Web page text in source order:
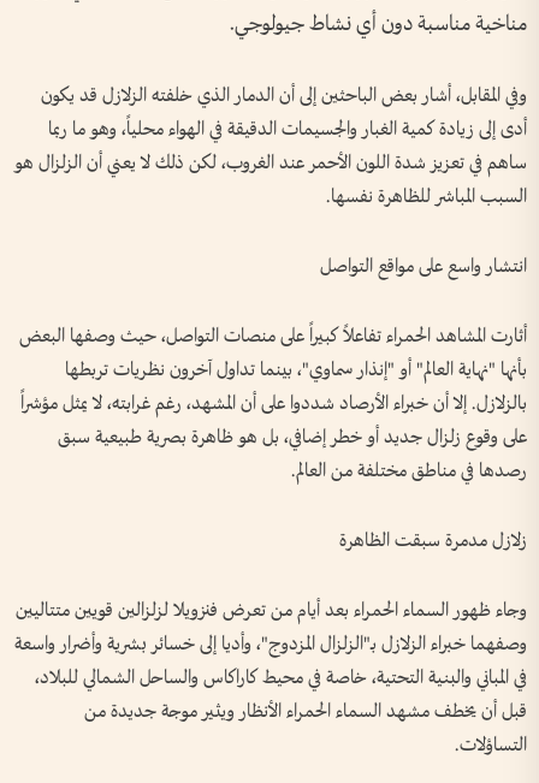
مناخية مناسبة دون أي نشاط جيولوجي.
وفي المقابل، أشار بعض الباحثين إلى أن الدمار الذي خلفته الزلازل قد يكون
أدى إلى زيادة كمية الغبار والجسيمات الدقيقة في الهواء محلياً، وهو ما ربما
ساهم في تعزيز شدة اللون الأحمر عند الغروب، لكن ذلك لا يعني أن الزلزال هو
السبب المباشر للظاهرة نفسها.
انتشار واسع على مواقع التواصل
أثارت المشاهد الحمراء تفاعلاً كبيراً على منصات التواصل، حيث وصفها البعض
بأنها "نهاية العالم" أو "إنذار سماوي"، بينما تداول آخرون نظريات تربطها
بالزلازل. إلا أن خبراء الأرصاد شددوا على أن المشهد، رغم غرابته، لا يمثل مؤشراً
على وقوع زلزال جديد أو خطر إضافي، بل هو ظاهرة بصرية طبيعية سبق
رصدها في مناطق مختلفة من العالم.
زلازل مدمرة سبقت الظاهرة
وجاء ظهور السماء الحمراء بعد أيام من تعرض فنزويلا لزلزالين قويين متتاليين
وصفهما خبراء الزلازل بـ"الزلزال المزدوج"، وأديا إلى خسائر بشرية وأضرار واسعة
في المباني والبنية التحتية، خاصة في محيط كاراكاس والساحل الشمالي للبلاد،
قبل أن يخطف مشهد السماء الحمراء الأنظار ويثير موجة جديدة من
التساؤلات.